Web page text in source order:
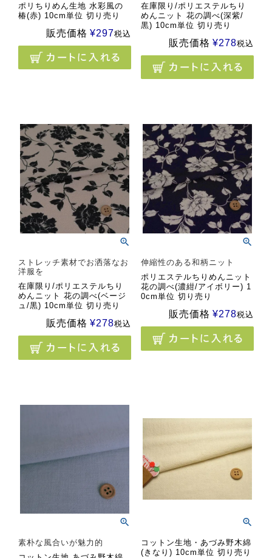
ポリちりめん生地 水彩風の
椿(赤) 10cm単位 切り売り
販売価格 ¥297税込
在庫限り/ポリエステルちり
めんニット 花の調べ(深紫/
黒) 10cm単位 切り売り
販売価格 ¥278税込
ストレッチ素材でお洒落なお
洋服を
在庫限り/ポリエステルちり
めんニット 花の調べ(ベージ
ュ/黒) 10cm単位 切り売り
販売価格 ¥278税込
伸縮性のある和柄ニット
ポリエステルちりめんニット
花の調べ(濃紺/アイボリー) 1
0cm単位 切り売り
販売価格 ¥278税込
素朴な風合いが魅力的
コットン生地・あづみ野木綿
(きなり) 10cm単位 切り売り